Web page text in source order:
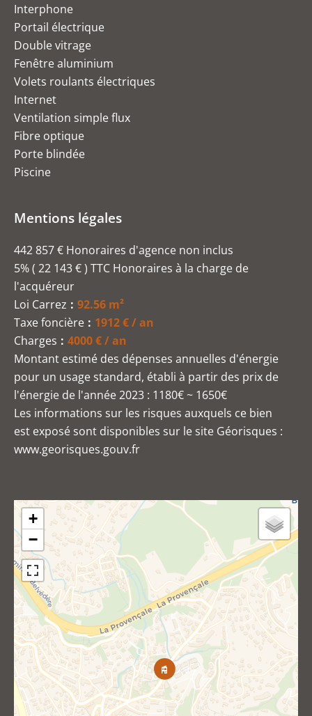
Interphone
Portail électrique
Double vitrage
Fenêtre aluminium
Volets roulants électriques
Internet
Ventilation simple flux
Fibre optique
Porte blindée
Piscine
Mentions légales
442 857 € Honoraires d'agence non inclus
5% ( 22 143 € ) TTC Honoraires à la charge de
l'acquéreur
Loi Carrez
92.56 m²
Taxe foncière
1912 € / an
Charges
4000 € / an
Montant estimé des dépenses annuelles d'énergie
pour un usage standard, établi à partir des prix de
l'énergie de l'année 2023 : 1180€ ~ 1650€
Les informations sur les risques auxquels ce bien
est exposé sont disponibles sur le site Géorisques :
www.georisques.gouv.fr
+
−